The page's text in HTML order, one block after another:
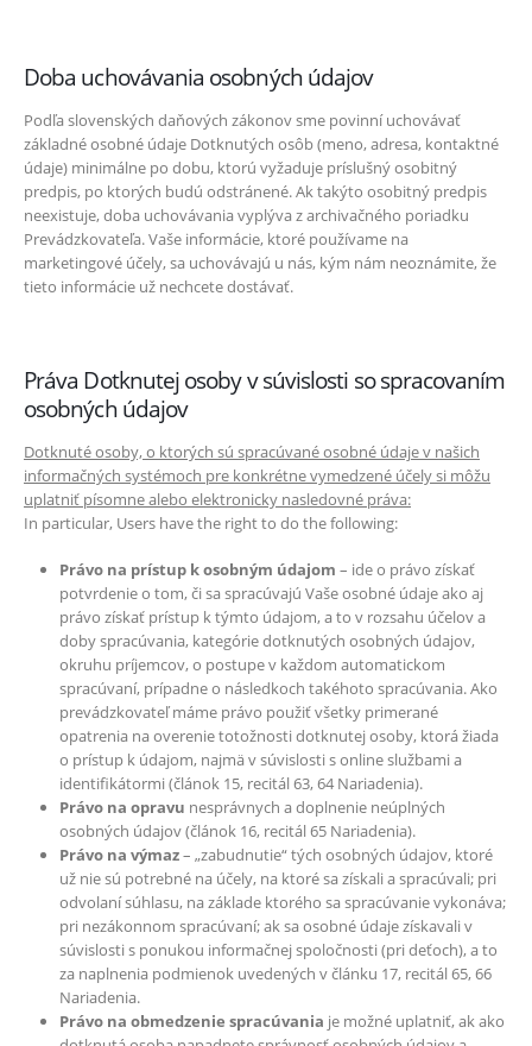
Doba uchovávania osobných údajov
Podľa slovenských daňových zákonov sme povinní uchovávať
základné osobné údaje Dotknutých osôb (meno, adresa, kontaktné
údaje) minimálne po dobu, ktorú vyžaduje príslušný osobitný
predpis, po ktorých budú odstránené. Ak takýto osobitný predpis
neexistuje, doba uchovávania vyplýva z archivačného poriadku
Prevádzkovateľa. Vaše informácie, ktoré používame na
marketingové účely, sa uchovávajú u nás, kým nám neoznámite, že
tieto informácie už nechcete dostávať.
Práva Dotknutej osoby v súvislosti so spracovaním
osobných údajov
Dotknuté osoby, o ktorých sú spracúvané osobné údaje v našich
informačných systémoch pre konkrétne vymedzené účely si môžu
uplatniť písomne alebo elektronicky nasledovné práva:
In particular, Users have the right to do the following:
Právo na prístup k osobným údajom – ide o právo získať
potvrdenie o tom, či sa spracúvajú Vaše osobné údaje ako aj
právo získať prístup k týmto údajom, a to v rozsahu účelov a
doby spracúvania, kategórie dotknutých osobných údajov,
okruhu príjemcov, o postupe v každom automatickom
spracúvaní, prípadne o následkoch takéhoto spracúvania. Ako
prevádzkovateľ máme právo použiť všetky primerané
opatrenia na overenie totožnosti dotknutej osoby, ktorá žiada
o prístup k údajom, najmä v súvislosti s online službami a
identifikátormi (článok 15, recitál 63, 64 Nariadenia).
Právo na opravu nesprávnych a doplnenie neúplných
osobných údajov (článok 16, recitál 65 Nariadenia).
Právo na výmaz– „zabudnutie“ tých osobných údajov, ktoré
už nie sú potrebné na účely, na ktoré sa získali a spracúvali; pri
odvolaní súhlasu, na základe ktorého sa spracúvanie vykonáva;
pri nezákonnom spracúvaní; ak sa osobné údaje získavali v
súvislosti s ponukou informačnej spoločnosti (pri deťoch), a to
za naplnenia podmienok uvedených v článku 17, recitál 65, 66
Nariadenia.
Právo na obmedzenie spracúvania je možné uplatniť, ak ako